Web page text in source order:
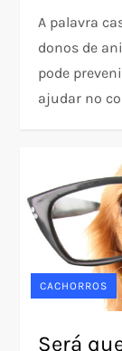
A palavra
donos de
pode
ajudar no
CACHORROS
Será